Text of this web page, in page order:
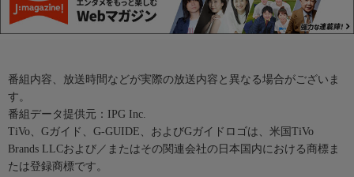
番組内容、放送時間などが実際の放送内容と異なる場合がございま
す。
番組データ提供元：IPG Inc.
TiVo、Gガイド、G-GUIDE、およびGガイドロゴは、米国TiVo
Brands LLCおよび／またはその関連会社の日本国内における商標ま
たは登録商標です。